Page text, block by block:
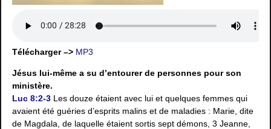
Télécharger –> MP3
Jésus lui-même a su d’entourer de personnes pour son
ministère.
Luc 8:2-3 Les douze étaient avec lui et quelques femmes qui
avaient été guéries d’esprits malins et de maladies : Marie, dite
de Magdala, de laquelle étaient sortis sept démons, 3 Jeanne,